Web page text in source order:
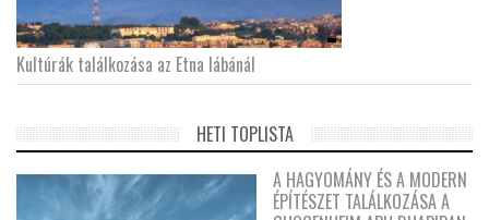
Kultúrák találkozása az Etna lábánál
HETI TOPLISTA
A HAGYOMÁNY ÉS A MODERN
ÉPÍTÉSZET TALÁLKOZÁSA A